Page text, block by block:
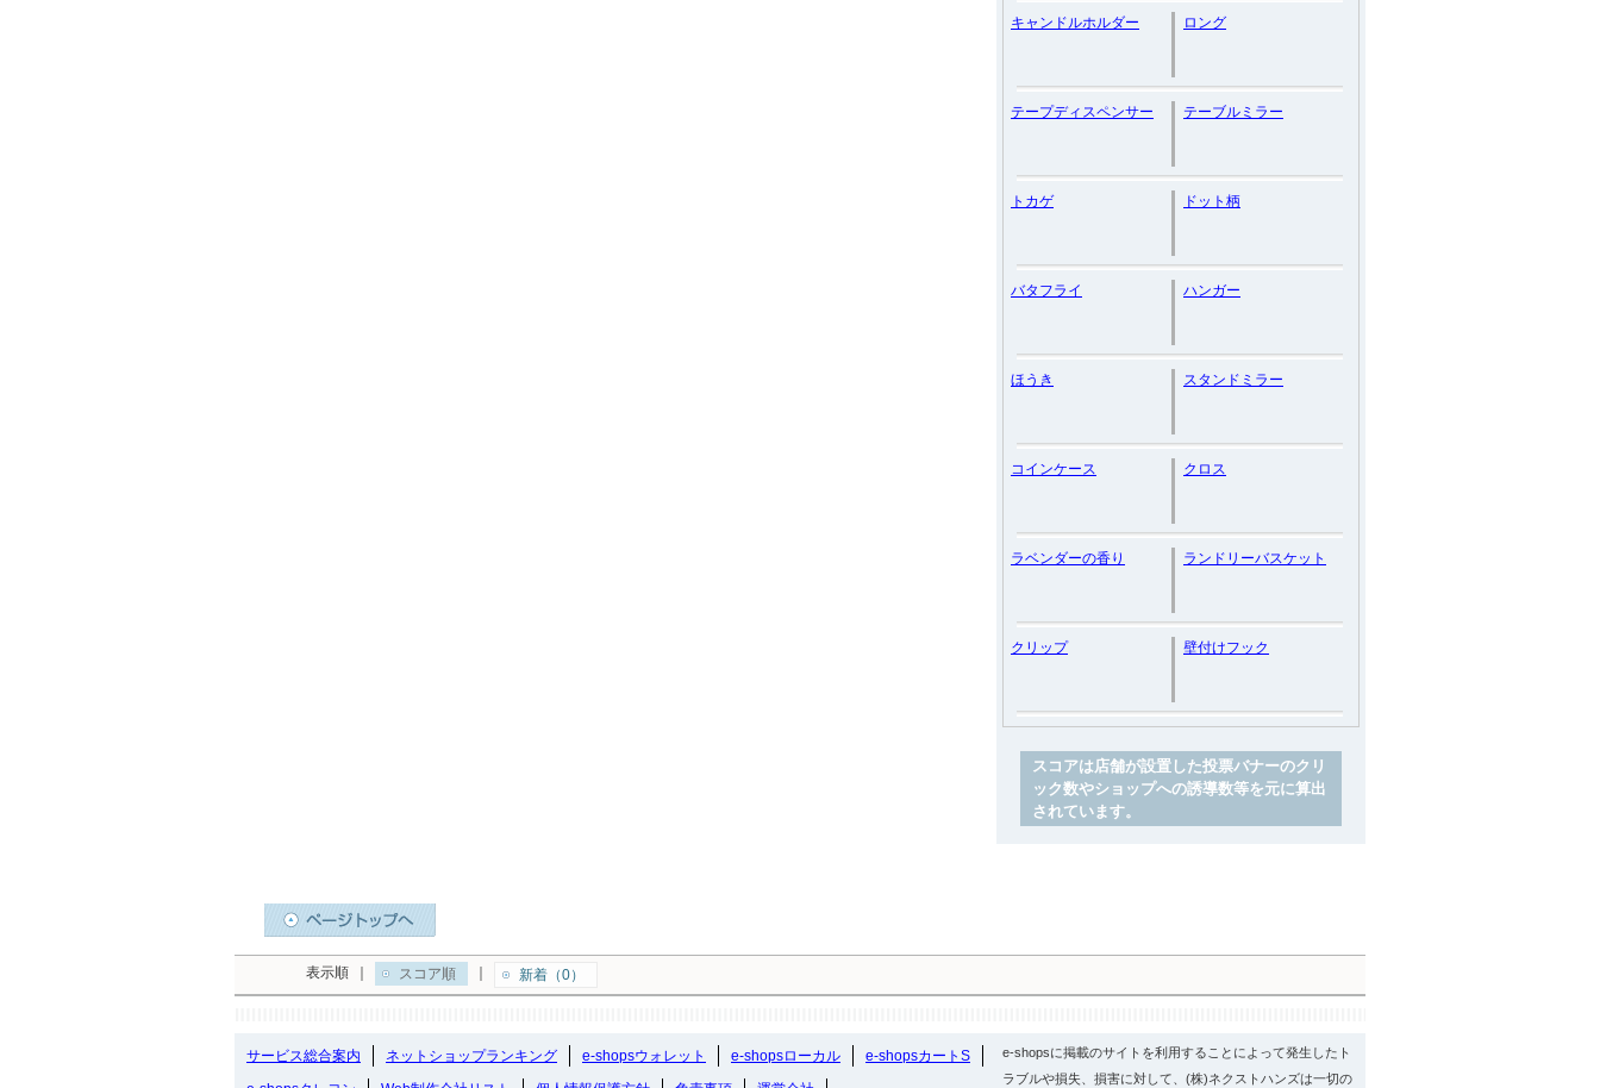
キャンドルホルダー ロング
テープディスペンサー テーブルミラー
トカゲ ドット柄
バタフライ ハンガー
ほうき スタンドミラー
コインケース クロス
ラベンダーの香り ランドリーバスケット
クリップ 壁付けフック
スコアは店舗が設置した投票バナーのクリ
ック数やショップへの誘導数等を元に算出
されています。
表示順 スコア順 新着（0）
サービス総合案内 ネットショップランキング e-shopsウォレット e-shopsローカル
e-shopsカートS
e-shopsに掲載のサイトを利用することによって発生したト
ラブルや損失、損害に対して、(株)ネクストハンズは一切の